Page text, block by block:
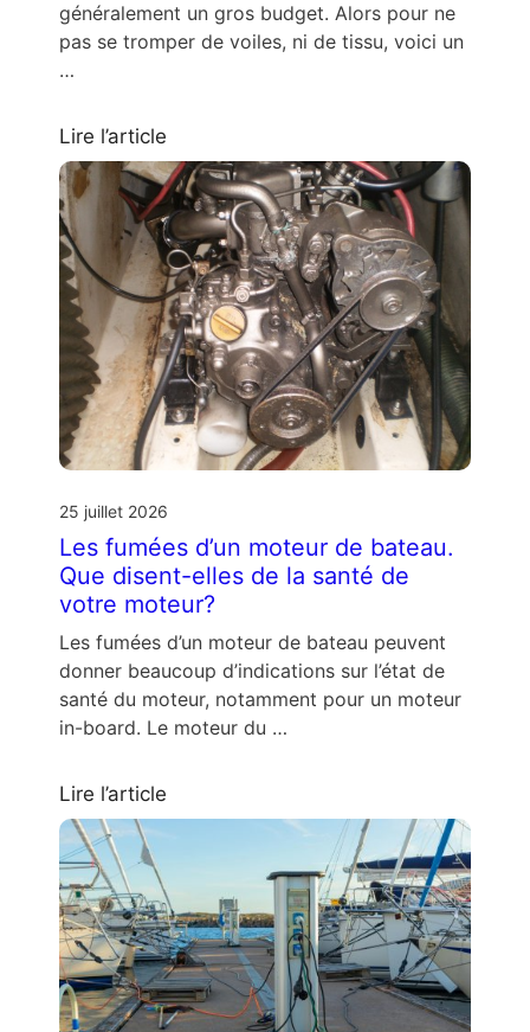
généralement un gros budget. Alors pour ne
pas se tromper de voiles, ni de tissu, voici un
…
Lire l’article
25 juillet 2026
Les fumées d’un moteur de bateau.
Que disent-elles de la santé de
votre moteur?
Les fumées d’un moteur de bateau peuvent
donner beaucoup d’indications sur l’état de
santé du moteur, notamment pour un moteur
in-board. Le moteur du …
Lire l’article